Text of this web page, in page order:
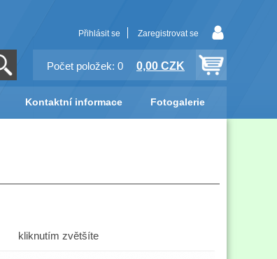
Přihlásit se Zaregistrovat se
Počet položek: 0 0,00 CZK
Kontaktní informace Fotogalerie
kliknutím zvětšíte